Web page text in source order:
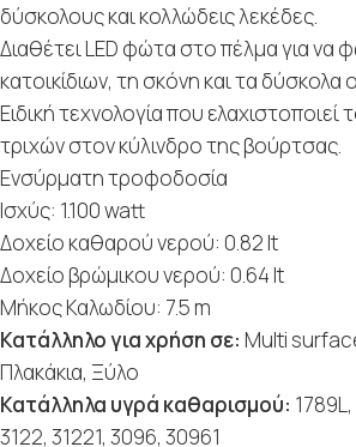
δύσκολους και κολλώδεις λεκέδες.
Διαθέτει LED φώτα στο πέλμα για να
κατοικίδιων, τη σκόνη και τα
Ειδική τεχνολογία που ελαχιστοποιεί
τριχών στον κύλινδρο της βούρτσας.
Ενσύρματη τροφοδοσία
Ισχύς: 1.100 watt
Δοχείο καθαρού νερού: 0.82 lt
Δοχείο βρώμικου νερού: 0.64 lt
Μήκος Καλωδίου: 7.5 m
Κατάλληλο για χρήση σε: Multi
Πλακάκια, Ξύλο
Κατάλληλα υγρά καθαρισμού:
3122, 31221, 3096, 30961